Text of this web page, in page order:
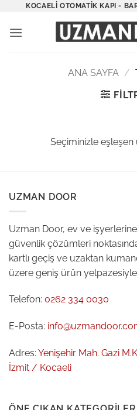
İçeriğeKOCAELI OTOMATIK KAPI -
ANA SAYFA /
Seçiminizle eşleşen
UZMAN DOOR
Uzman Door, ev ve
güvenlik çözümleri
kartlı geçiş ve uzaktan
üzere geniş ürün
Telefon: 0262 334 0030
E-Posta:
Adres: Yenişehir Mah. Gazi
İzmit / Kocaeli